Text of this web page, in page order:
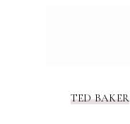
TED BAKER